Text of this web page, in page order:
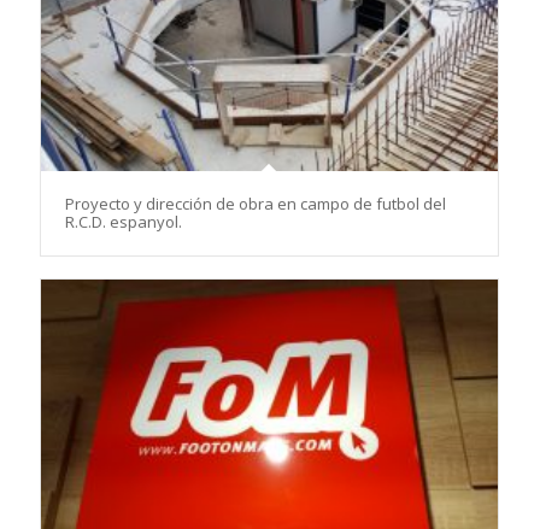
Proyecto y dirección de obra en campo de futbol del
R.C.D. espanyol.